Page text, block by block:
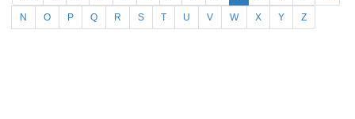
N O P Q R S T U V W X Y Z